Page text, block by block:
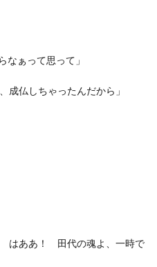
ぁって思って」
成仏しちゃったんだから」
はああ！ 田代の魂よ、一時で